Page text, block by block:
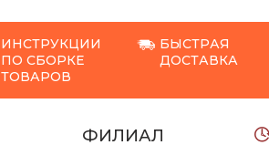
ИНСТРУКЦИИ
ПО СБОРКЕ
ТОВАРОВ
БЫСТРАЯ
ДОСТАВКА
ФИЛИАЛ